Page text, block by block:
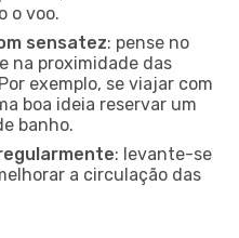
o voo.
sensatez: pense no
na proximidade das
exemplo, se viajar com
boa ideia reservar um
banho.
: levante-se
a circulação das